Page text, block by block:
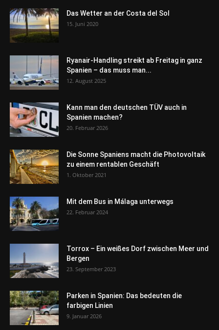
Das Wetter an der Costa del Sol
15. Juni 2020
Ryanair-Handling streikt ab Freitag in ganz
Spanien – das muss man...
12. August 2025
Kann man den deutschen TÜV auch in
Spanien machen?
20. Februar 2026
Die Sonne Spaniens macht die Photovoltaik
zu einem rentablen Geschäft
1. Oktober 2021
Mit dem Bus in Málaga unterwegs
22. Februar 2024
Torrox – Ein weißes Dorf zwischen Meer und
Bergen
23. September 2023
Parken in Spanien: Das bedeuten die
farbigen Linien
9. Januar 2026